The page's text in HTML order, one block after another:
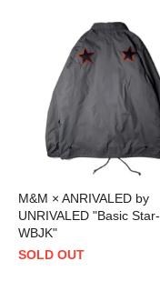
M&M × ANRIVALED by
UNRIVALED "Basic Star-
WBJK"
SOLD OUT